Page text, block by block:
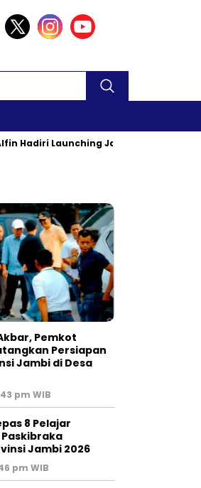
Launching Jambi Elok Nian & Jambi
Pemkot
Persiapan
Jambi di Desa
pm WIB
8 Pelajar
Paskibraka
Jambi 2026
pm WIB